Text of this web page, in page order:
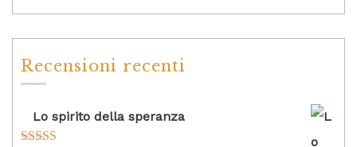
Recensioni recenti
Lo spirito della speranza